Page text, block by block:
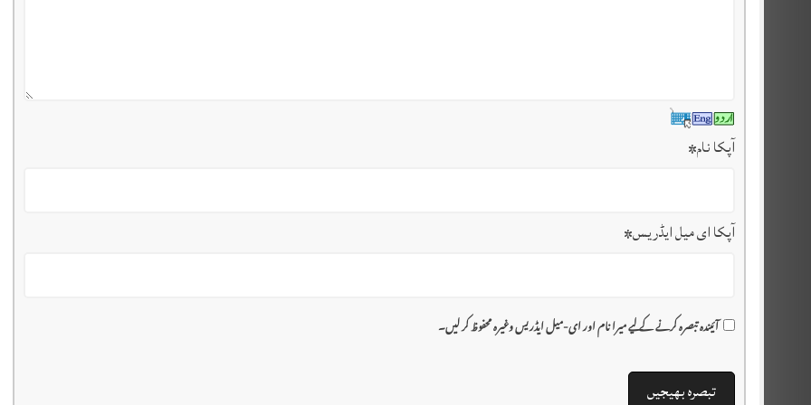
آپکا نام*
آپکا ای میل ایڈریس*
آئیندہ تبصرہ کرنے کے لیے میرا نام اور ای-میل ایڈریس وغیرہ محفوظ کر لیں۔